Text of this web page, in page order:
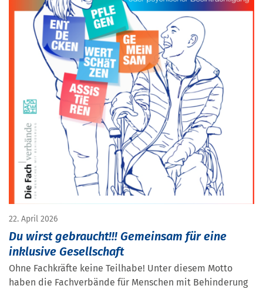
22. April 2026
Du wirst gebraucht!!! Gemeinsam für eine
inklusive Gesellschaft
Ohne Fachkräfte keine Teilhabe! Unter diesem Motto
haben die Fachverbände für Menschen mit Behinderung